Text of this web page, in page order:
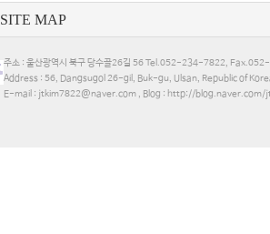
SITE MAP
주소 : 울산광역시 북구 당수골26길 56 Tel.052-234-7822,
Address : 56, Dangsugol 26-gil, Buk-gu, Ulsan, Republic of
E-mail : jtkim7822@naver.com , Blog : http://blog.naver.com/